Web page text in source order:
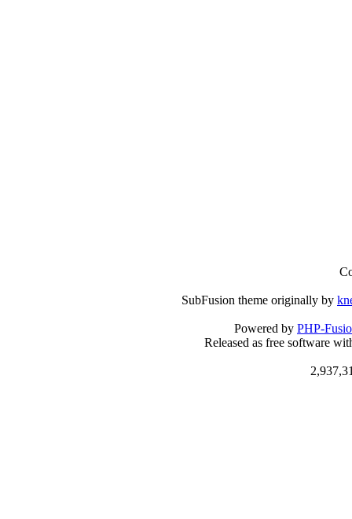
SubFusion theme originally by
Powered by PHP-
Released as free software